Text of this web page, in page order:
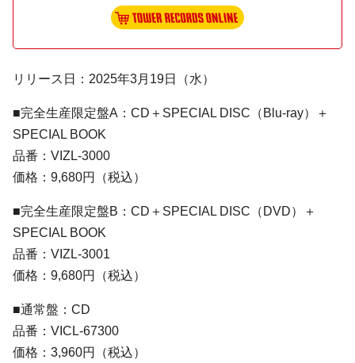
リリース日：2025年3月19日（水）
■完全生産限定盤A：CD＋SPECIAL DISC（Blu-ray）＋
SPECIAL BOOK
品番：VIZL-3000
価格：9,680円（税込）
■完全生産限定盤B：CD＋SPECIAL DISC（DVD）＋
SPECIAL BOOK
品番：VIZL-3001
価格：9,680円（税込）
■通常盤：CD
品番：VICL-67300
価格：3,960円（税込）